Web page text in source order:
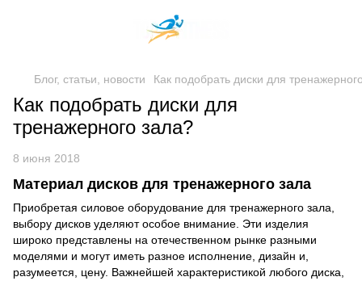
Блог, статьи, новости Как подобрать диски для
Как подобрать диски для
тренажерного зала?
8 июня 2018
Материал дисков для тренажерного зала
Приобретая силовое оборудование для тренажерного зала,
выбору дисков уделяют особое внимание. Эти изделия
широко представлены на отечественном рынке разными
моделями и могут иметь разное исполнение, дизайн и,
разумеется, цену. Важнейшей характеристикой любого диска,